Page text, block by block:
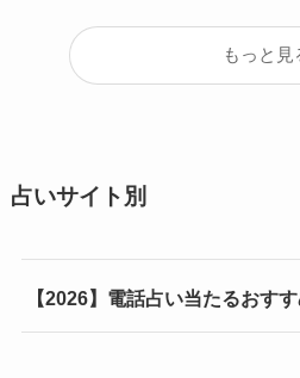
もっと見
占いサイト別
【2026】電話占い当たるおす